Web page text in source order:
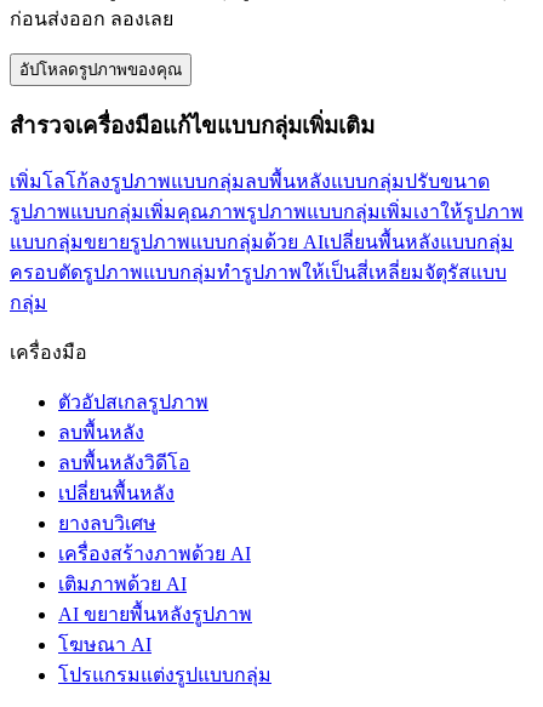
ก่อนส่งออก ลองเลย
อัปโหลดรูปภาพของคุณ
สำรวจเครื่องมือแก้ไขแบบกลุ่มเพิ่มเติม
เพิ่มโลโก้ลงรูปภาพแบบกลุ่มลบพื้นหลังแบบกลุ่มปรับขนาด
รูปภาพแบบกลุ่มเพิ่มคุณภาพรูปภาพแบบกลุ่มเพิ่มเงาให้รูปภาพ
แบบกลุ่มขยายรูปภาพแบบกลุ่มด้วย AIเปลี่ยนพื้นหลังแบบกลุ่ม
ครอบตัดรูปภาพแบบกลุ่มทำรูปภาพให้เป็นสี่เหลี่ยมจัตุรัสแบบ
กลุ่ม
เครื่องมือ
ตัวอัปสเกลรูปภาพ
ลบพื้นหลัง
ลบพื้นหลังวิดีโอ
เปลี่ยนพื้นหลัง
ยางลบวิเศษ
เครื่องสร้างภาพด้วย AI
เติมภาพด้วย AI
AI ขยายพื้นหลังรูปภาพ
โฆษณา AI
โปรแกรมแต่งรูปแบบกลุ่ม